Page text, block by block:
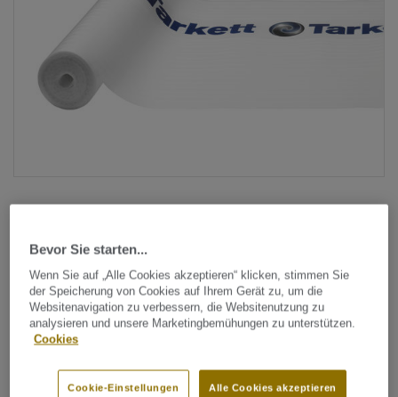
Alle Designs anzeigen (7)
Unterlagsmaterial Holzböden
Bevor Sie starten...
Wenn Sie auf „Alle Cookies akzeptieren“ klicken, stimmen Sie
der Speicherung von Cookies auf Ihrem Gerät zu, um die
Websitenavigation zu verbessern, die Websitenutzung zu
analysieren und unsere Marketingbemühungen zu unterstützen.
Cookies
Alle Cookies akzeptieren
Cookie-Einstellungen